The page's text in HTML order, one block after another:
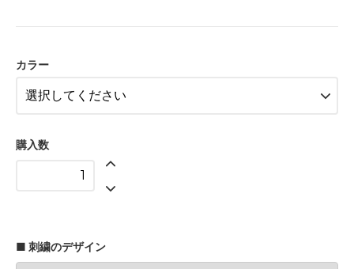
カラー
購入数
■ 刺繍のデザイン